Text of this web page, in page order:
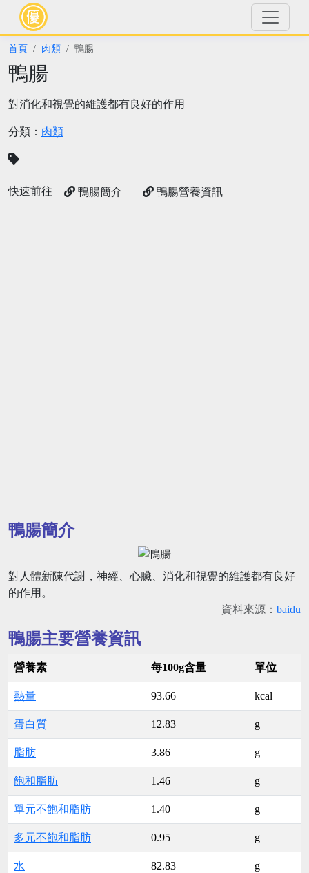
首頁 肉類 鴨腸
鴨腸
對消化和視覺的維護都有良好的作用
分類： 肉類
快速前往 鴨腸簡介 鴨腸營養資訊
鴨腸簡介
對人體新陳代謝，神經、心臟、消化和視覺的維護都有良好
的作用。
資料來源： baidu
鴨腸主要營養資訊
營養素 每100g含量 單位
熱量 93.66 kcal
蛋白質 12.83 g
脂肪 3.86 g
飽和脂肪 1.46 g
單元不飽和脂肪 1.40 g
多元不飽和脂肪 0.95 g
水 82.83 g